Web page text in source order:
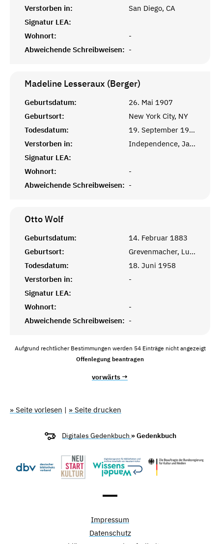
Verstorben in:
San Diego, CA
Signatur LEA:
Wohnort:
-
Abweichende Schreibweisen: -
Madeline Lesseraux (Berger)
Geburtsdatum:
26. Mai 1907
Geburtsort:
New York City, NY
Todesdatum:
19. September 1999
Verstorben in:
Independence, Jackson, MO
Signatur LEA:
Wohnort:
-
Abweichende Schreibweisen: -
OttoWolf
Geburtsdatum:
14. Februar 1883
Geburtsort:
Grevenmacher, Luxembourg New York, NY
Todesdatum:
18. Juni 1958
Verstorben in:
-
Signatur LEA:
Wohnort:
-
Abweichende Schreibweisen: -
Aufgrund rechtlicher Bestimmungen werden 54 Einträge nicht angezeigt
Offenlegung beantragen
vorwärts →
» Seite vorlesen | » Seite drucken
Digitales Gedenkbuch » Gedenkbuch
Impressum
Datenschutz